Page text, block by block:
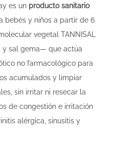
es un producto sanitario
bebés y niños a partir de 6
vegetal TANNISAL
y sal gema— que actúa
no farmacológico para
acumulados y limpiar
sin irritar ni resecar la
de congestión e irritación
alérgica, sinusitis y